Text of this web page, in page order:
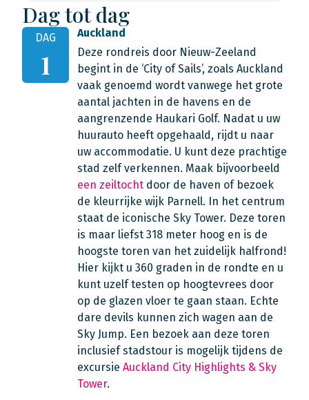
Dag tot dag
DAG
1
Auckland
Deze rondreis door Nieuw-Zeeland
begint in de ‘City of Sails’, zoals Auckland
vaak genoemd wordt vanwege het grote
aantal jachten in de havens en de
aangrenzende Haukari Golf. Nadat u uw
huurauto heeft opgehaald, rijdt u naar
uw accommodatie. U kunt deze prachtige
stad zelf verkennen. Maak bijvoorbeeld
een zeiltocht door de haven of bezoek
de kleurrijke wijk Parnell. In het centrum
staat de iconische Sky Tower. Deze toren
is maar liefst 318 meter hoog en is de
hoogste toren van het zuidelijk halfrond!
Hier kijkt u 360 graden in de rondte en u
kunt uzelf testen op hoogtevrees door
op de glazen vloer te gaan staan. Echte
dare devils kunnen zich wagen aan de
Sky Jump. Een bezoek aan deze toren
inclusief stadstour is mogelijk tijdens de
excursie Auckland City Highlights & Sky
Tower.